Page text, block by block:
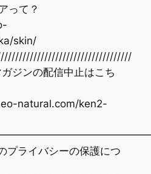
って？
skin/
ンの配信中止はこち
ken2-
イバシーの保護につ